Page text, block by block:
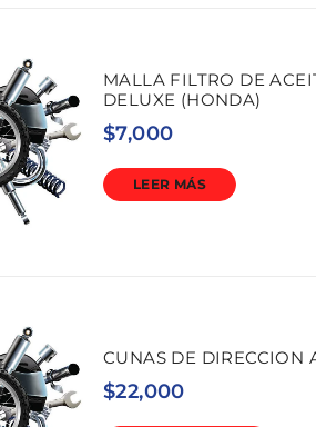
MALLA FILTRO DE
DELUXE (HONDA)
$7,000
LEER MÁS
CUNAS DE DIRECCION
$22,000